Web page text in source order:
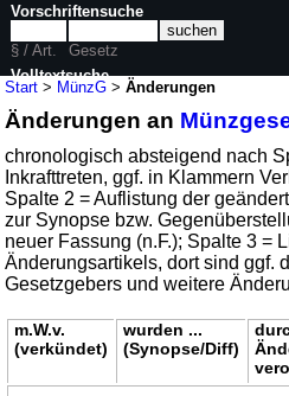
Start > MünzG >Änderungen
Änderungen an
chronologisch absteigend nach
Inkrafttreten, ggf. in Klammern
Spalte 2 = Auflistung der
zur Synopse bzw.
neuer Fassung (n.F.); Spalte 3 =
Änderungsartikels, dort sind ggf.
Gesetzgebers und weitere
m.W.v.
(verkündet)
wurden ...
(Synopse/Diff)
Vorschriftensuche
§ / Art.
Gesetz
Volltextsuche
nur in MünzG